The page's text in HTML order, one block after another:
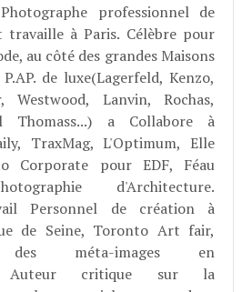
professionnel de
à Paris. Célèbre pour
au côté des grandes Maisons
de luxe(Lagerfeld, Kenzo,
Westwood, Lanvin, Rochas,
Thomass...) a Collabore à
TraxMag, L'Optimum, Elle
Corporate pour EDF, Féau
d'Architecture.
Personnel de création à
de Seine, Toronto Art fair,
des méta-images en
Auteur critique sur la